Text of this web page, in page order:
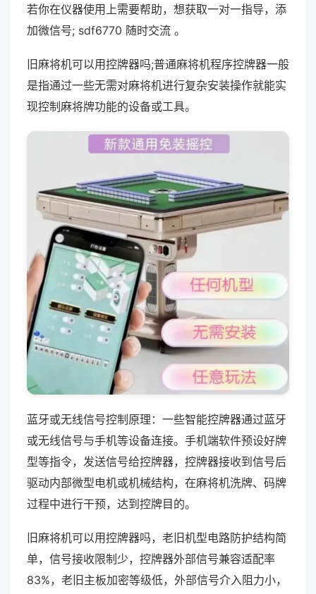
若你在仪器使用上需要帮助，想获取一对一指导，添
加微信号; sdf6770 随时交流 。
旧麻将机可以用控牌器吗;普通麻将机程序控牌器一般
是指通过一些无需对麻将机进行复杂安装操作就能实
现控制麻将牌功能的设备或工具。
蓝牙或无线信号控制原理：一些智能控牌器通过蓝牙
或无线信号与手机等设备连接。手机端软件预设好牌
型等指令，发送信号给控牌器，控牌器接收到信号后
驱动内部微型电机或机械结构，在麻将机洗牌、码牌
过程中进行干预，达到控牌目的。
旧麻将机可以用控牌器吗，老旧机型电路防护结构简
单，信号接收限制少，控牌器外部信号兼容适配率
83%，老旧主板加密等级低，外部信号介入阻力小，